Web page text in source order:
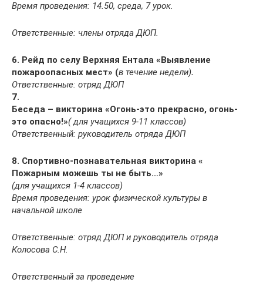
Время проведения: 14.50, среда, 7 урок.
Ответственные: члены отряда ДЮП.
6. Рейд по селу Верхняя Ентала «Выявление
пожароопасных мест» (в течение недели).
Ответственные: отряд ДЮП
7.
Беседа – викторина «Огонь-это прекрасно, огонь-
это опасно!»( для учащихся 9-11 классов)
Ответственный: руководитель отряда ДЮП
8. Спортивно-познавательная викторина «
Пожарным можешь ты не быть…»
(для учащихся 1-4 классов)
Время проведения: урок физической культуры в
начальной школе
Ответственные: отряд ДЮП и руководитель отряда
Колосова С.Н.
Ответственный за проведение